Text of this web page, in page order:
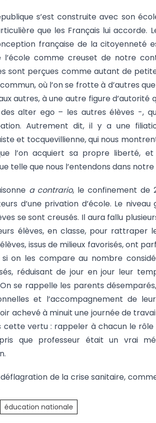
s’est construite avec son
que les Français lui accorde.
française de la citoyenneté
l’école comme creuset de notre
sont perçues comme autant de
où l’on se frotte à d’autres
autres, à une autre figure d’autorité
alter ego – les autres élèves -,
Autrement dit, il y a une
et tocquevillienne, qui nous
l’on acquiert sa propre liberté,
telle que nous l’entendons dans notre
a contrario, le confinement de
d’une privation d’école. Le
se sont creusés. Il aura fallu
élèves, en classe, pour rattraper
issus de milieux favorisés, ont
on les compare au nombre
réduisant de jour en jour leur
se rappelle les parents
et l’accompagnement de
achevé à minuit une journée de
cette vertu : rappeler à chacun le rôle
que professeur était un vrai
de la crise sanitaire,
éducation nationale